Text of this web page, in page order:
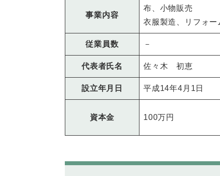
事業内容
布、小物販売
衣服製造、リフォー
従業員数 －
代表者氏名 佐々木 初恵
設立年月日 平成14年4月1日
資本金 100万円